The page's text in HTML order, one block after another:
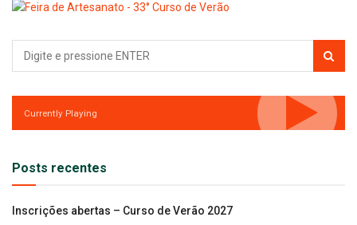
Currently Playing
Posts recentes
Inscrições abertas – Curso de Verão 2027